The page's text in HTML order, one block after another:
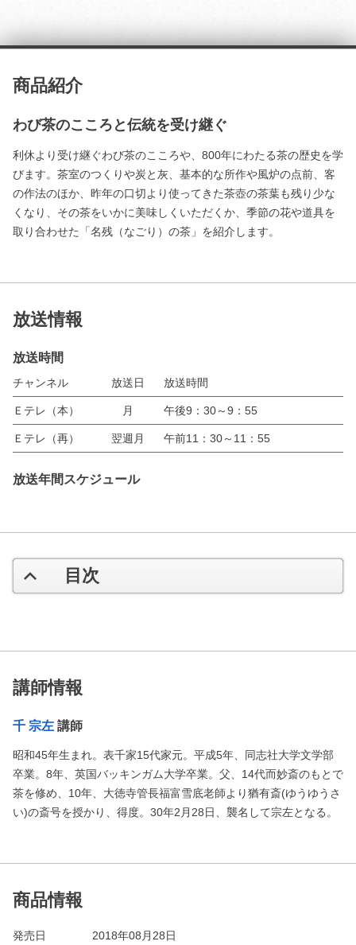
商品紹介
わび茶のこころと伝統を受け継ぐ
利休より受け継ぐわび茶のこころや、800年にわたる茶の歴史を学
びます。茶室のつくりや炭と灰、基本的な所作や風炉の点前、客
の作法のほか、昨年の口切より使ってきた茶壺の茶葉も残り少な
くなり、その茶をいかに美味しくいただくか、季節の花や道具を
取り合わせた「名残（なごり）の茶」を紹介します。
放送情報
放送時間
チャンネル 放送日 放送時間
Ｅテレ（本） 月 午後9：30～9：55
Ｅテレ（再） 翌週月 午前11：30～11：55
放送年間スケジュール
目次
講師情報
千 宗左 講師
昭和45年生まれ。表千家15代家元。平成5年、同志社大学文学部
卒業。8年、英国バッキンガム大学卒業。父、14代而妙斎のもとで
茶を修め、10年、大徳寺管長福富雪底老師より猶有斎(ゆうゆうさ
い)の斎号を授かり、得度。30年2月28日、襲名して宗左となる。
商品情報
発売日
2018年08月28日